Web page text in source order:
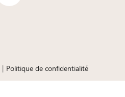
Politique de confidentialité